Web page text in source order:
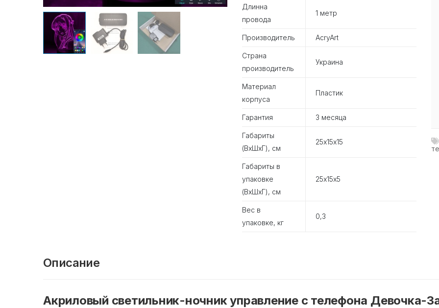
Длинна
провода
1 метр
Производитель AcryArt
Страна
производитель
Украина
Материал
корпуса
Пластик
Гарантия 3 месяца
Габариты
(ВхШхГ), см
25х15х15
Габариты в
упаковке
(ВхШхГ), см
25х15х5
Вес в
упаковке, кг
0,3
Описание
Акриловый светильник-ночник управление с телефона Девочка-